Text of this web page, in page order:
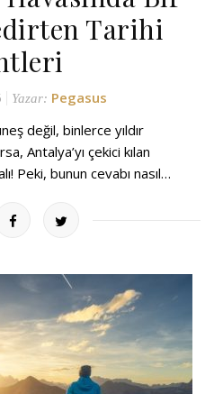
Tarihi
Yazar: Pegasus
değil, binlerce yıldır
Antalya’yı çekici kılan
Peki, bunun cevabı nasıl…